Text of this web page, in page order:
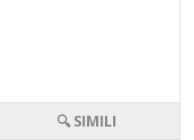
🔍 SIMILI